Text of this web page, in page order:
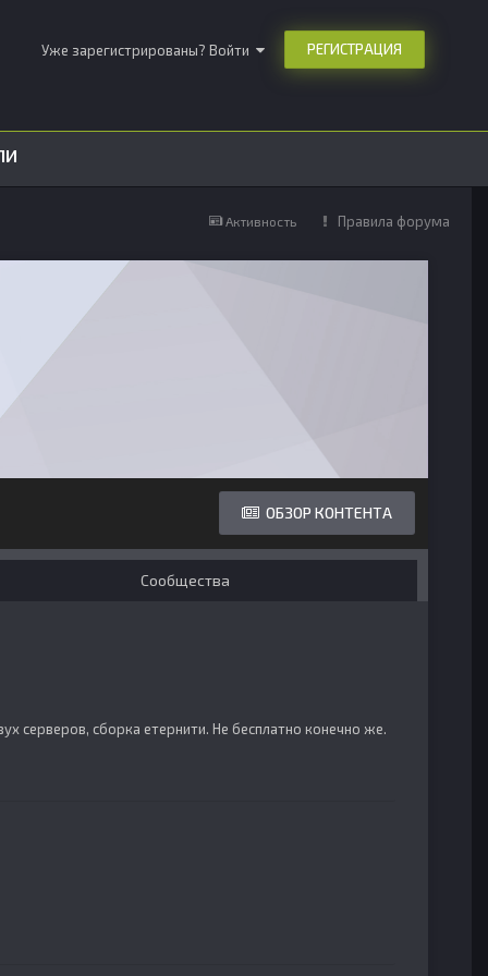
Уже зарегистрированы? Войти РЕГИСТРАЦИЯ
Активность Правила форума
ОБЗОР КОНТЕНТА
Сообщества
серверов, сборка етернити. Не бесплатно конечно же.